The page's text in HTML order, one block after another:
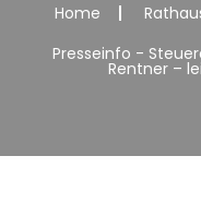
Home
Presseinfo -
Rentner –